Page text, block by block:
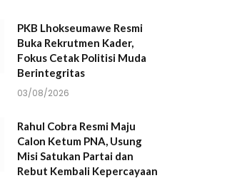
PKB Lhokseumawe Resmi
Buka Rekrutmen Kader,
Fokus Cetak Politisi Muda
Berintegritas
03/08/2026
Rahul Cobra Resmi Maju
Calon Ketum PNA, Usung
Misi Satukan Partai dan
Rebut Kembali Kepercayaan